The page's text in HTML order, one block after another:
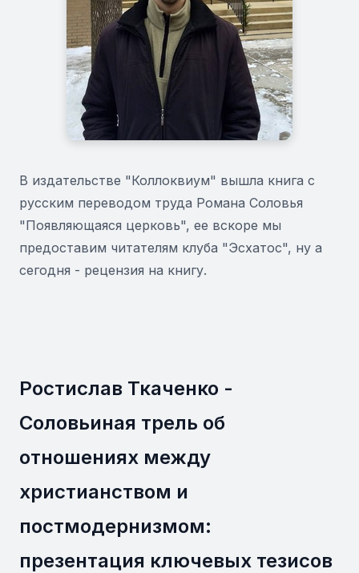
В издательстве "Коллоквиум" вышла книга с
русским переводом труда Романа Соловья
"Появляющаяся церковь", ее вскоре мы
предоставим читателям клуба "Эсхатос", ну а
сегодня - рецензия на книгу.
Ростислав Ткаченко -
Соловьиная трель об
отношениях между
христианством и
постмодернизмом:
презентация ключевых тезисов